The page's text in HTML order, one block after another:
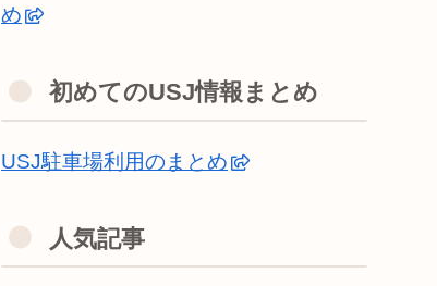
め
初めてのUSJ情報まとめ
USJ駐車場利用のまとめ
人気記事